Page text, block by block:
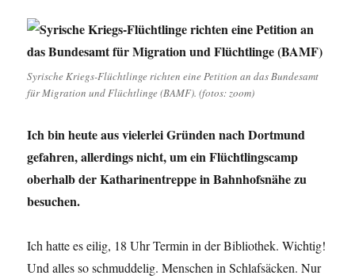
Syrische Kriegs-Flüchtlinge richten eine Petition an das Bundesamt
für Migration und Flüchtlinge (BAMF). (fotos: zoom)
Ich bin heute aus vielerlei Gründen nach Dortmund
gefahren, allerdings nicht, um ein Flüchtlingscamp
oberhalb der Katharinentreppe in Bahnhofsnähe zu
besuchen.
Ich hatte es eilig, 18 Uhr Termin in der Bibliothek. Wichtig!
Und alles so schmuddelig. Menschen in Schlafsäcken. Nur